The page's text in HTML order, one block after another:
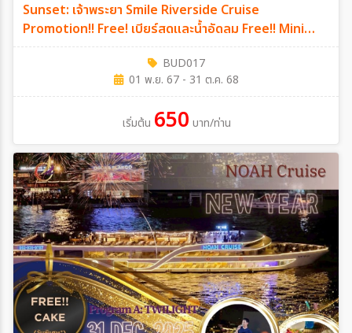
Sunset: เจ้าพระยา Smile Riverside Cruise
Promotion!! Free! เบียร์สดและน้ำอัดลม Free!! Mini
Birthday Cake
BUD017
01 พ.ย. 67 - 31 ต.ค. 68
เริ่มต้น 650 บาท/ท่าน